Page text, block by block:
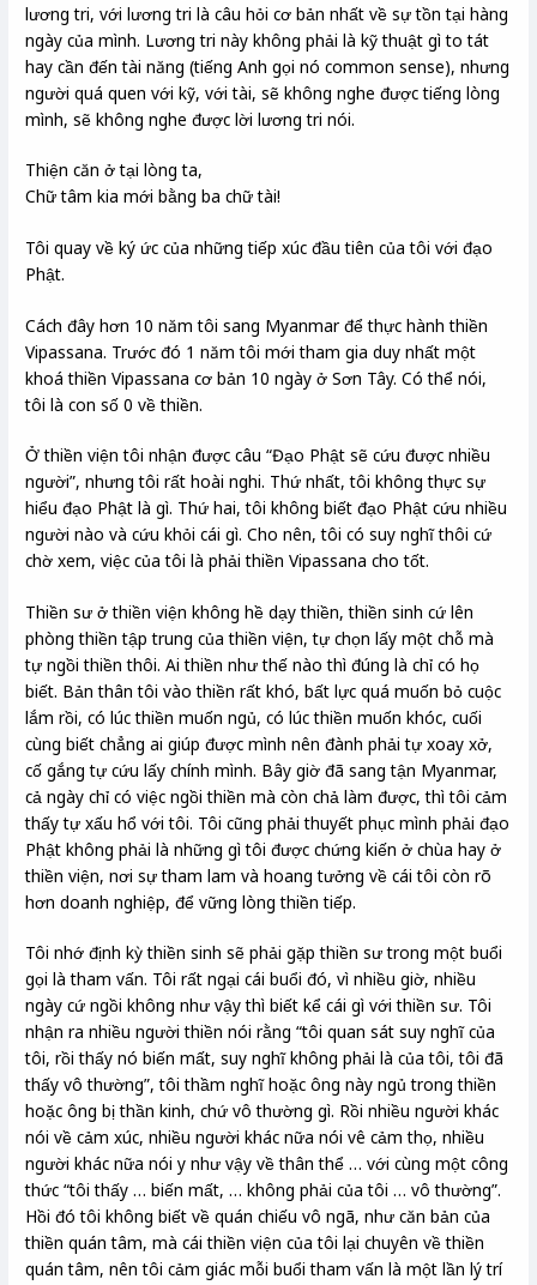
lương tri, với lương tri là câu hỏi cơ bản nhất về sự tồn tại hàng
ngày của mình. Lương tri này không phải là kỹ thuật gì to tát
hay cần đến tài năng (tiếng Anh gọi nó common sense), nhưng
người quá quen với kỹ, với tài, sẽ không nghe được tiếng lòng
mình, sẽ không nghe được lời lương tri nói.
Thiện căn ở tại lòng ta,
Chữ tâm kia mới bằng ba chữ tài!
Tôi quay về ký ức của những tiếp xúc đầu tiên của tôi với đạo
Phật.
Cách đây hơn 10 năm tôi sang Myanmar để thực hành thiền
Vipassana. Trước đó 1 năm tôi mới tham gia duy nhất một
khoá thiền Vipassana cơ bản 10 ngày ở Sơn Tây. Có thể nói,
tôi là con số 0 về thiền.
Ở thiền viện tôi nhận được câu “Đạo Phật sẽ cứu được nhiều
người”, nhưng tôi rất hoài nghi. Thứ nhất, tôi không thực sự
hiểu đạo Phật là gì. Thứ hai, tôi không biết đạo Phật cứu nhiều
người nào và cứu khỏi cái gì. Cho nên, tôi có suy nghĩ thôi cứ
chờ xem, việc của tôi là phải thiền Vipassana cho tốt.
Thiền sư ở thiền viện không hề dạy thiền, thiền sinh cứ lên
phòng thiền tập trung của thiền viện, tự chọn lấy một chỗ mà
tự ngồi thiền thôi. Ai thiền như thế nào thì đúng là chỉ có họ
biết. Bản thân tôi vào thiền rất khó, bất lực quá muốn bỏ cuộc
lắm rồi, có lúc thiền muốn ngủ, có lúc thiền muốn khóc, cuối
cùng biết chẳng ai giúp được mình nên đành phải tự xoay xở,
cố gắng tự cứu lấy chính mình. Bây giờ đã sang tận Myanmar,
cả ngày chỉ có việc ngồi thiền mà còn chả làm được, thì tôi cảm
thấy tự xấu hổ với tôi. Tôi cũng phải thuyết phục mình phải đạo
Phật không phải là những gì tôi được chứng kiến ở chùa hay ở
thiền viện, nơi sự tham lam và hoang tưởng về cái tôi còn rõ
hơn doanh nghiệp, để vững lòng thiền tiếp.
Tôi nhớ định kỳ thiền sinh sẽ phải gặp thiền sư trong một buổi
gọi là tham vấn. Tôi rất ngại cái buổi đó, vì nhiều giờ, nhiều
ngày cứ ngồi không như vậy thì biết kể cái gì với thiền sư. Tôi
nhận ra nhiều người thiền nói rằng “tôi quan sát suy nghĩ của
tôi, rồi thấy nó biến mất, suy nghĩ không phải là của tôi, tôi đã
thấy vô thường”, tôi thầm nghĩ hoặc ông này ngủ trong thiền
hoặc ông bị thần kinh, chứ vô thường gì. Rồi nhiều người khác
nói về cảm xúc, nhiều người khác nữa nói vê cảm thọ, nhiều
người khác nữa nói y như vậy về thân thể … với cùng một công
thức “tôi thấy … biến mất, … không phải của tôi … vô thường”.
Hồi đó tôi không biết về quán chiếu vô ngã, như căn bản của
thiền quán tâm, mà cái thiền viện của tôi lại chuyên về thiền
quán tâm, nên tôi cảm giác mỗi buổi tham vấn là một lần lý trí